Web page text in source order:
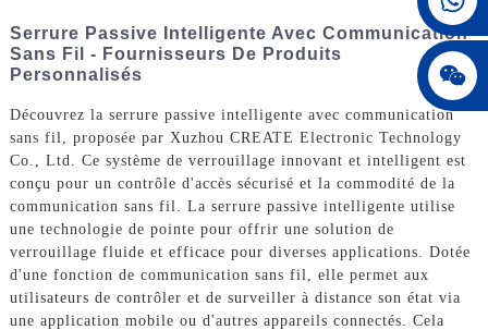
Serrure Passive Intelligente Avec Communication
Sans Fil - Fournisseurs De Produits
Personnalisés
Découvrez la serrure passive intelligente avec communication
sans fil, proposée par Xuzhou CREATE Electronic Technology
Co., Ltd. Ce système de verrouillage innovant et intelligent est
conçu pour un contrôle d'accès sécurisé et la commodité de la
communication sans fil. La serrure passive intelligente utilise
une technologie de pointe pour offrir une solution de
verrouillage fluide et efficace pour diverses applications. Dotée
d'une fonction de communication sans fil, elle permet aux
utilisateurs de contrôler et de surveiller à distance son état via
une application mobile ou d'autres appareils connectés. Cela